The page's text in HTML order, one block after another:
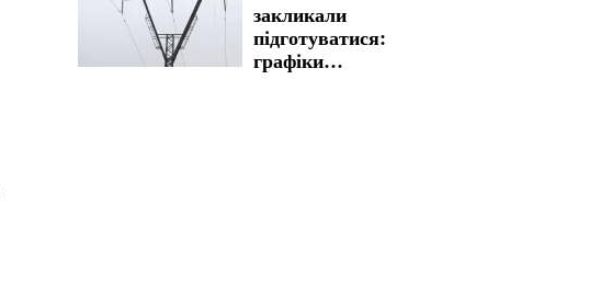
закликали
підготуватися:
графіки